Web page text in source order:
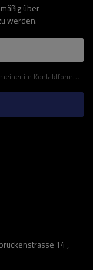
über
werden.
(EU) des Europäischen Parlaments und des Rates zu.
14 ,